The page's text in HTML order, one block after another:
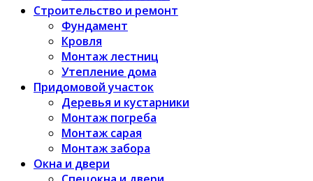
Строительство и ремонт
Фундамент
Кровля
Монтаж лестниц
Утепление дома
Придомовой участок
Деревья и кустарники
Монтаж погреба
Монтаж сарая
Монтаж забора
Окна и двери